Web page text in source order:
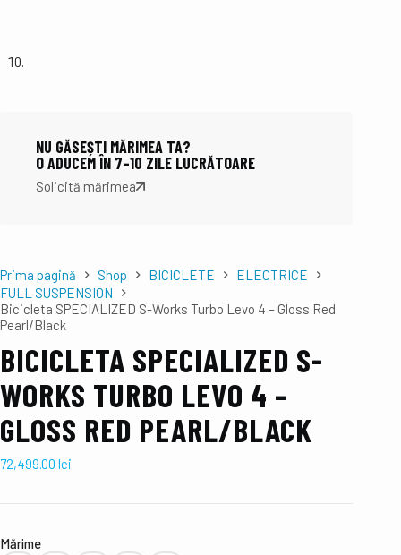
NU GĂSEȘTI MĂRIMEA TA?
O ADUCEM ÎN 7–10 ZILE LUCRĂTOARE
Solicită mărimea
Prima pagină Shop BICICLETE
ELECTRICE
FULL SUSPENSION
Bicicleta SPECIALIZED S-Works Turbo Levo 4 – Gloss Red
Pearl/Black
BICICLETA SPECIALIZED S-
WORKS TURBO LEVO 4 –
GLOSS RED PEARL/BLACK
72,499.00 lei
Mǎrime